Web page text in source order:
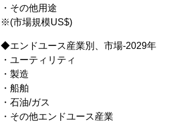
・その他用途
※(市場規模US$)
◆エンドユース産業別、市場-2029年
・ユーティリティ
・製造
・船舶
・石油/ガス
・その他エンドユース産業